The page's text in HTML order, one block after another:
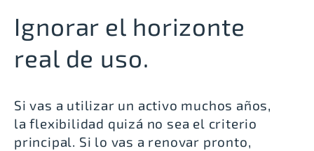
Ignorar el horizonte
real de uso.
Si vas a utilizar un activo muchos años,
la flexibilidad quizá no sea el criterio
principal. Si lo vas a renovar pronto,